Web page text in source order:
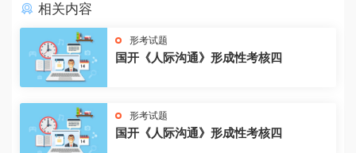
相关内容
形考试题
国开《人际沟通》形成性考核四
形考试题
国开《人际沟通》形成性考核四